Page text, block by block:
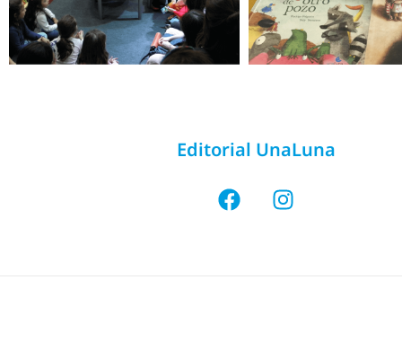
Editorial UnaLuna